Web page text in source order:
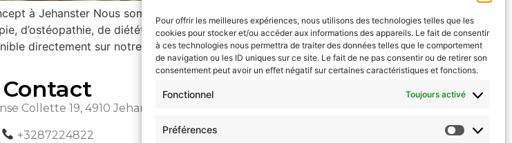
Pour offrir les meilleures expériences, nous utilisons des technologies telles que les
cookies pour stocker et/ou accéder aux informations des appareils. Le fait de consentir
à ces technologies nous permettra de traiter des données telles que le comportement
de navigation ou les ID uniques sur ce site. Le fait de ne pas consentir ou de retirer son
consentement peut avoir un effet négatif sur certaines caractéristiques et fonctions.
Fonctionnel Toujours activé
Préférences
à Jehanster Nous sommes ravis d’annoncer qu’il est désormais possible de
d’ostéopathie, de diététique et de coaching sportif au Centre Médical Move
directement sur notre site […]
Contact
Collette 19, 4910 Jehanster
+3287224822